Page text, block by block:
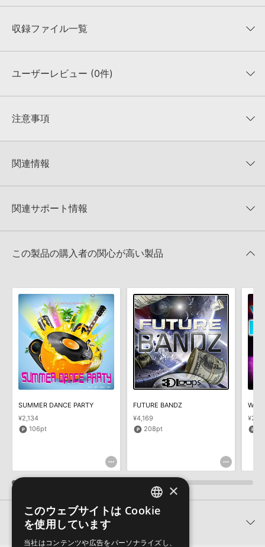
収録ファイル一覧
収録ファイル一覧
ユーザーレビュー (0件)
★★★★★
★5
★4
★1
0%
注意事項
KONTAKTフォーマットは、
でお使いいただけます。無償版のKONTAKT PLAYERではお使いい
4GBを超えるデータに関するご注意：
FAT32でフォーマットされた
きます際には、NTFSやHFS＋でフォーマットされたHDDをご用意
いただく必要がございます。
知らせするメールの2通が送信されます。メールに記載されており
ます説明に沿って、製品のダウンロード／導入を行って下さい。
サンプルパック製品には、原則として日本語版操作マニュアルをご
用意しておりません。ご購入後のご不明点や詳細に関するお問い合
わせなどはテクニカルサポート
までご連絡ください。
デモソングは、製品収録サウンドを使ってできることを紹介するた
めのデモンストレーション用の楽曲です。原則として、デモソング
そのものをお使いいただくことはできません。また、デモソングを
保証するものではありません。
ダウンロード製品という性質上、一切の返品・返金はお受け付け致
しかねます。
関連情報
REVOLUCION REGGAETONのサポート情報
関連サポート情報
方法
2022.06.06
Reason Studios社「Reason」及び関連ソフトでのプリセット追
加方法
マークのついた情報は、該当する製品のご購入ユーザー様専用となって
おります。ご覧頂くには、該当する製品をご購入頂く必要がございます。
REVOLUCION REGGAETONのサポート情報
この製品の購入者の関心が高い製品
SUMMER DANCE PARTY
¥2,134
106pt
FUTURE BANDZ
¥4,169
208pt
WE
関連製品
ENGLISH
×
このウェブサイトは Cookie
を使用しています
当社はコンテンツや広告をパーソナライズし、